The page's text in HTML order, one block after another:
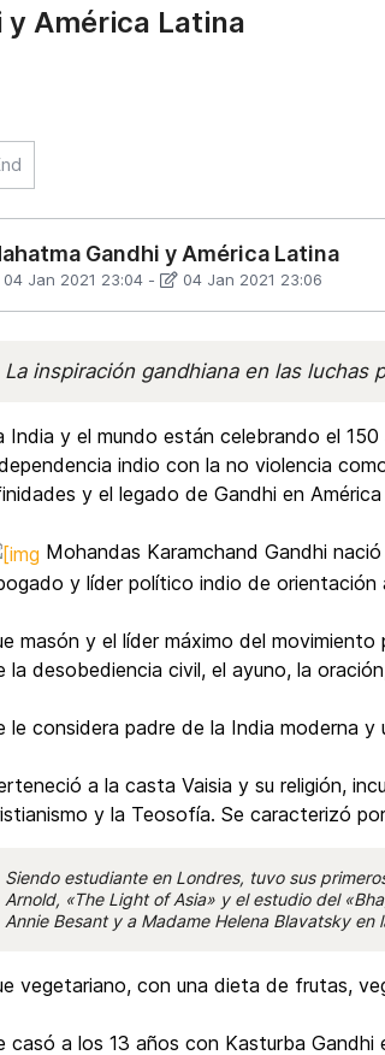
América Latina
Gandhi y América Latina
04 Jan 2021 23:04 - 04 Jan 2021 23:06
La inspiración gandhiana en las luchas
India y el mundo están celebrando el
indio con la no violencia
y el legado de Gandhi en
Mohandas Karamchand Gandhi
y líder político indio de orientación
masón y el líder máximo del
la desobediencia civil, el ayuno, la
le considera padre de la India moderna
a la casta Vaisia y su religión,
y la Teosofía. Se caracterizó
Siendo estudiante en Londres, tuvo sus
Arnold, «The Light of Asia» y el estudio del
Annie Besant y a Madame Helena Blavatsky
vegetariano, con una dieta de frutas,
casó a los 13 años con Kasturba